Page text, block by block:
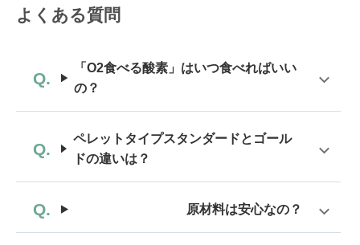
よくある質問
「O2食べる酸素」はいつ食べればいい
の？
ペレットタイプスタンダードとゴール
ドの違いは？
原材料は安心なの？